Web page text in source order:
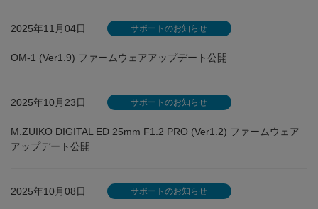
2025年11月04日 サポートのお知らせ
OM-1 (Ver1.9) ファームウェアアップデート公開
2025年10月23日 サポートのお知らせ
M.ZUIKO DIGITAL ED 25mm F1.2 PRO (Ver1.2) ファームウェア
アップデート公開
2025年10月08日 サポートのお知らせ